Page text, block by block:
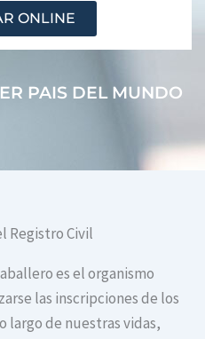
ONLINE
PAIS DEL MUNDO
Registro Civil
es el organismo
las inscripciones de los
largo de nuestras vidas,